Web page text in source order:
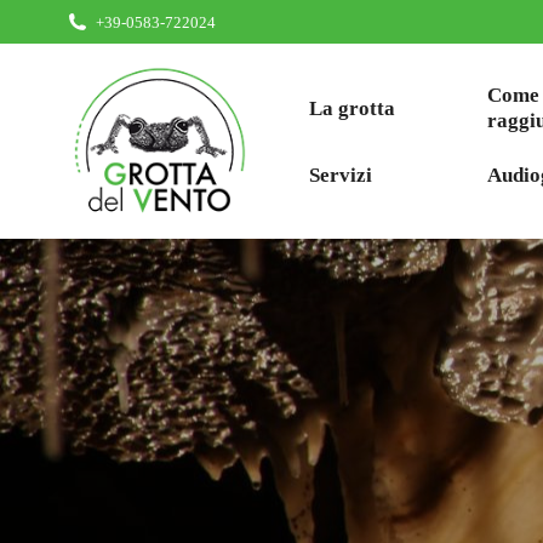
+39-0583-722024
La grotta
Come
Servizi